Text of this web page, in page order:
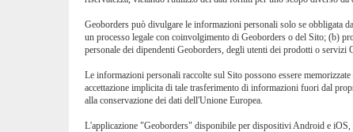
Geoborders può divulgare le informazioni personali solo se obbligata
un processo legale con coinvolgimento di Geoborders o del Sito; (b)
personale dei dipendenti Geoborders, degli utenti dei prodotti o servizi
Le informazioni personali raccolte sul Sito possono essere
accettazione implicita di tale trasferimento di informazioni fuori dal
alla conservazione dei dati dell'Unione Europea.
L'applicazione "Geoborders" disponibile per dispositivi Android e